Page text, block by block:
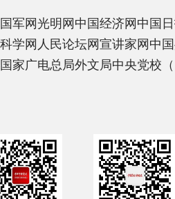
军网 光明网 中国经济网 中国
学网 人民论坛网 宣讲家网 中
国家广电总局外文局中央党校